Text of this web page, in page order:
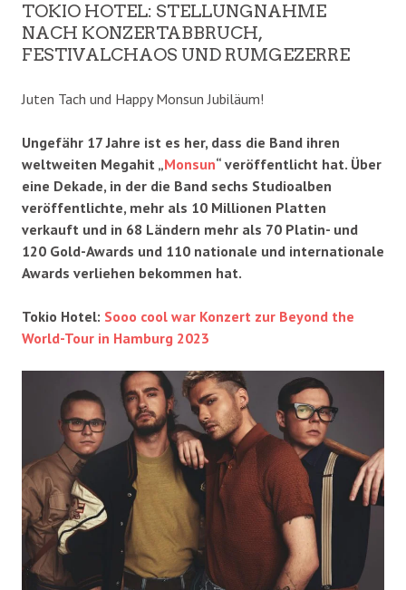
TOKIO HOTEL: STELLUNGNAHME
NACH KONZERTABBRUCH,
FESTIVALCHAOS UND RUMGEZERRE
Juten Tach und Happy Monsun Jubiläum!
Ungefähr 17 Jahre ist es her, dass die Band ihren
weltweiten Megahit „Monsun“ veröffentlicht hat. Über
eine Dekade, in der die Band sechs Studioalben
veröffentlichte, mehr als 10 Millionen Platten
verkauft und in 68 Ländern mehr als 70 Platin- und
120 Gold-Awards und 110 nationale und internationale
Awards verliehen bekommen hat.
Tokio Hotel: Sooo cool war Konzert zur Beyond the
World-Tour in Hamburg 2023